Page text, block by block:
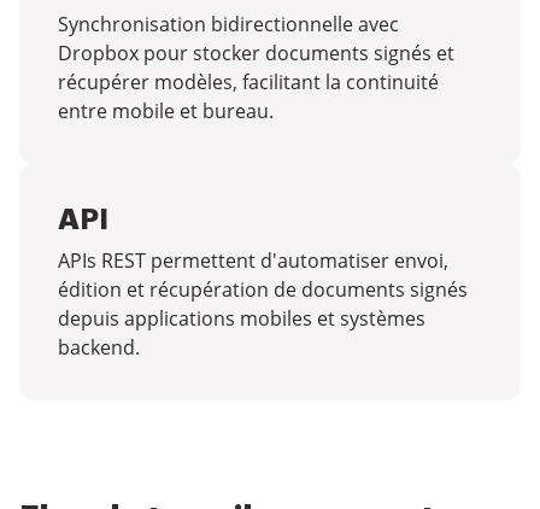
Synchronisation bidirectionnelle avec
Dropbox pour stocker documents signés et
récupérer modèles, facilitant la continuité
entre mobile et bureau.
API
APIs REST permettent d'automatiser envoi,
édition et récupération de documents signés
depuis applications mobiles et systèmes
backend.